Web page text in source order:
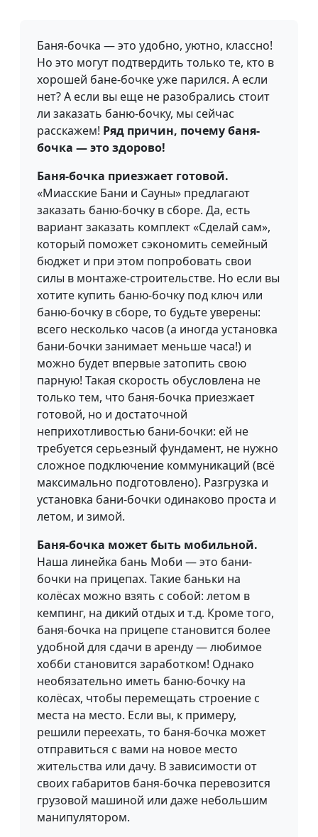
Баня-бочка — это удобно, уютно, классно!
Но это могут подтвердить только те, кто в
хорошей бане-бочке уже парился. А если
нет? А если вы еще не разобрались стоит
ли заказать баню-бочку, мы сейчас
расскажем! Ряд причин, почему баня-
бочка — это здорово!
Баня-бочка приезжает готовой.
«Миасские Бани и Сауны» предлагают
заказать баню-бочку в сборе. Да, есть
вариант заказать комплект «Сделай сам»,
который поможет сэкономить семейный
бюджет и при этом попробовать свои
силы в монтаже-строительстве. Но если вы
хотите купить баню-бочку под ключ или
баню-бочку в сборе, то будьте уверены:
всего несколько часов (а иногда установка
бани-бочки занимает меньше часа!) и
можно будет впервые затопить свою
парную! Такая скорость обусловлена не
только тем, что баня-бочка приезжает
готовой, но и достаточной
неприхотливостью бани-бочки: ей не
требуется серьезный фундамент, не нужно
сложное подключение коммуникаций (всё
максимально подготовлено). Разгрузка и
установка бани-бочки одинаково проста и
летом, и зимой.
Баня-бочка может быть мобильной.
Наша линейка бань Моби — это бани-
бочки на прицепах. Такие баньки на
колёсах можно взять с собой: летом в
кемпинг, на дикий отдых и т.д. Кроме того,
баня-бочка на прицепе становится более
удобной для сдачи в аренду — любимое
хобби становится заработком! Однако
необязательно иметь баню-бочку на
колёсах, чтобы перемещать строение с
места на место. Если вы, к примеру,
решили переехать, то баня-бочка может
отправиться с вами на новое место
жительства или дачу. В зависимости от
своих габаритов баня-бочка перевозится
грузовой машиной или даже небольшим
манипулятором.